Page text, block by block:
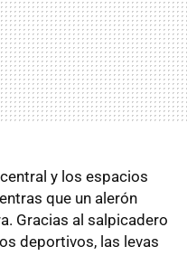
y los espacios
que un alerón
Gracias al salpicadero
deportivos, las levas